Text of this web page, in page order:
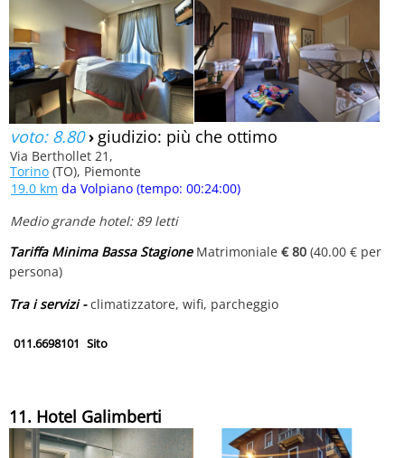
voto: 8.80› giudizio: più che ottimo
Via Berthollet 21,
Torino (TO), Piemonte
19.0 km da Volpiano (tempo: 00:24:00)
Medio grande hotel: 89 letti
Tariffa Minima Bassa StagioneMatrimoniale € 80 (40.00 € per
persona)
Tra i servizi -climatizzatore, wifi, parcheggio
011.6698101 Sito
11. Hotel Galimberti